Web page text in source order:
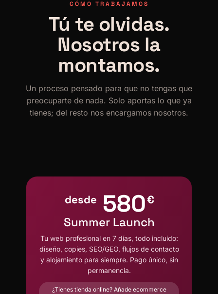
CÓMO TRABAJAMOS
Tú te olvidas.
Nosotros la
montamos.
Un proceso pensado para que no tengas que
preocuparte de nada. Solo aportas lo que ya
tienes; del resto nos encargamos nosotros.
desde 580€
Summer Launch
Tu web profesional en 7 días, todo incluido:
diseño, copies, SEO/GEO, flujos de contacto
y alojamiento para siempre. Pago único, sin
permanencia.
¿Tienes tienda online? Añade ecommerce